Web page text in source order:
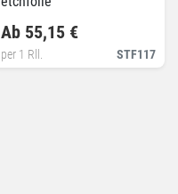
STF117
Ab 55,15 €
per 1 Rll.